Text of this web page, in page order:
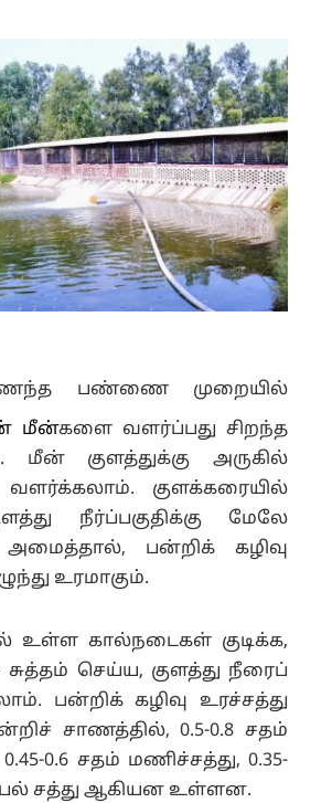
பண்ணை முறையில்
மீன்களை வளர்ப்பது சிறந்த
மீன் குளத்துக்கு அருகில்
குளக்கரையில்
நீர்ப்பகுதிக்கு மேலே
பன்றிக் கழிவு
உரமாகும்.
கால்நடைகள் குடிக்க,
செய்ய, குளத்து நீரைப்
பன்றிக் கழிவு உரச்சத்து
சாணத்தில், 0.5-0.8 சதம்
0.6 சதம் மணிச்சத்து, 0.35-
சத்து ஆகியன உள்ளன.